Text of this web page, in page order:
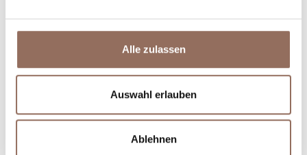
Alle zulassen
Auswahl erlauben
Ablehnen